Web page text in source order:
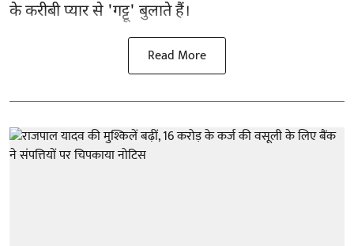
के करीबी प्यार से 'गट्टू' बुलाते हैं।
Read More